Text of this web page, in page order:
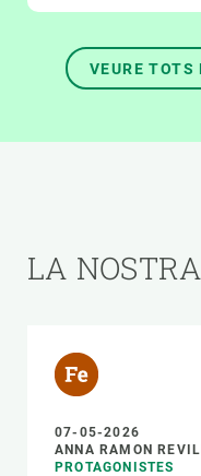
VEURE
LA
07-05-2026
ANNA RAMON
PROTAGONISTES